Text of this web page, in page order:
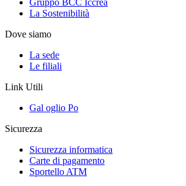
La Sostenibilità
Dove siamo
La sede
Le filiali
Link Utili
Gal oglio Po
Sicurezza
Sicurezza informatica
Carte di pagamento
Sportello ATM